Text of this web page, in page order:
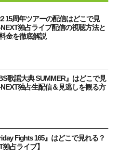
15周年ツアーの配信はどこで見
独占ライブ配信の視聴方法と
金を徹底解説
歌謡大典 SUMMER』はどこで見
独占生配信＆見逃しを観る方
Fights 165』はどこで見れる？
独占ライブ】